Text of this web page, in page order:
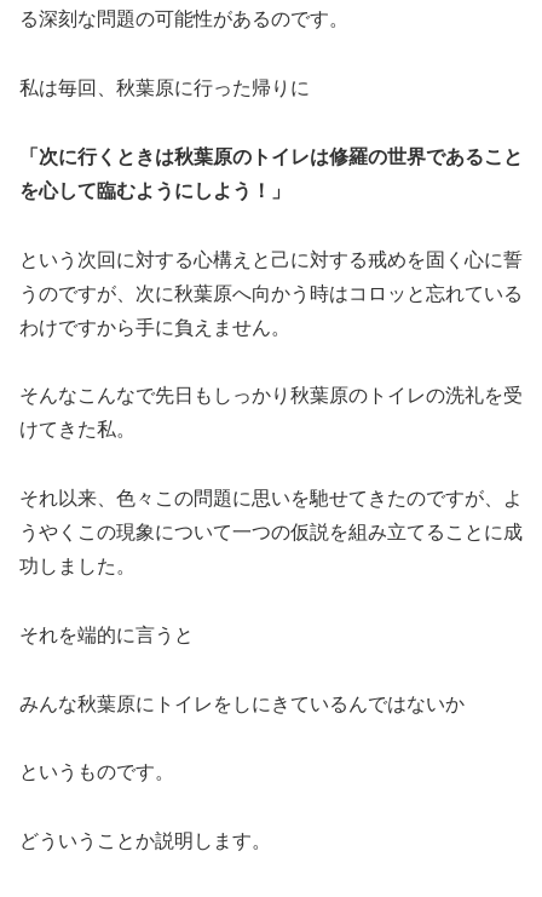
る深刻な問題の可能性があるのです。
私は毎回、秋葉原に行った帰りに
「次に行くときは秋葉原のトイレは修羅の世界であること
を心して臨むようにしよう！」
という次回に対する心構えと己に対する戒めを固く心に誓
うのですが、次に秋葉原へ向かう時はコロッと忘れている
わけですから手に負えません。
そんなこんなで先日もしっかり秋葉原のトイレの洗礼を受
けてきた私。
それ以来、色々この問題に思いを馳せてきたのですが、よ
うやくこの現象について一つの仮説を組み立てることに成
功しました。
それを端的に言うと
みんな秋葉原にトイレをしにきているんではないか
というものです。
どういうことか説明します。